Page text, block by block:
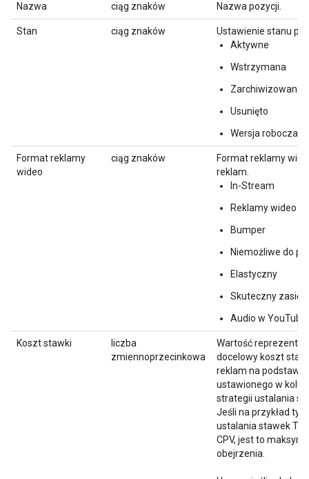
Nazwa ciąg znaków Nazwa pozycji.
Stan ciąg znaków
Ustawienie stanu
Aktywne
Wstrzymana
Zarchiwizowane
Usunięto
Wersja robocza
Format reklamy
wideo
ciąg znaków
Format reklamy
reklam.
In-Stream
Reklamy wideo
Bumper
Niemożliwe do
Elastyczny
Skuteczny zasięg
Audio w YouTube
Koszt stawki
liczba
zmiennoprzecinkowa
Wartość
docelowy koszt
reklam na
ustawionego w
strategii ustalania
Jeśli na przykład
ustalania stawek
CPV, jest to
obejrzenia.